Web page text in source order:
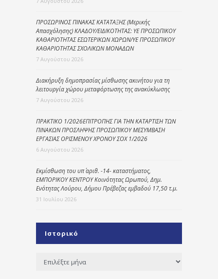
ΠΡΟΣΩΡΙΝΟΣ ΠΙΝΑΚΑΣ ΚΑΤΑΤΑΞΗΣ (Μερικής
Απασχόλησης) ΚΛΑΔΟΥ/ΕΙΔΙΚΟΤΗΤΑΣ: ΥΕ ΠΡΟΣΩΠΙΚΟΥ
ΚΑΘΑΡΙΟΤΗΤΑΣ ΕΣΩΤΕΡΙΚΩΝ ΧΩΡΩΝ/ΥΕ ΠΡΟΣΩΠΙΚΟΥ
ΚΑΘΑΡΙΟΤΗΤΑΣ ΣΧΟΛΙΚΩΝ ΜΟΝΑΔΩΝ
7 Αυγούστου 2026
Διακήρυξη δημοπρασίας μίσθωσης ακινήτου για τη
λειτουργία χώρου μεταφόρτωσης της ανακύκλωσης
7 Αυγούστου 2026
ΠΡΑΚΤΙΚΟ 1/2026ΕΠΙΤΡΟΠΗΣ ΓΙΑ ΤΗΝ ΚΑΤΑΡΤΙΣΗ ΤΩΝ
ΠΙΝΑΚΩΝ ΠΡΟΣΛΗΨΗΣ ΠΡΟΣΩΠΙΚΟΥ ΜΕΣΥΜΒΑΣΗ
ΕΡΓΑΣΙΑΣ ΟΡΙΣΜΕΝΟΥ ΧΡΟΝΟΥ ΣΟΧ 1/2026
6 Αυγούστου 2026
Εκμίσθωση του υπ΄ αριθ. -14- καταστήματος,
ΕΜΠΟΡΙΚΟΥ ΚΕΝΤΡΟΥ Κοινότητας Ωρωπού, Δημ.
Ενότητας Λούρου, Δήμου Πρέβεζας εμβαδού 17,50 τ.μ.
31 Ιουλίου 2026
Ιστορικό
Ιστορικό